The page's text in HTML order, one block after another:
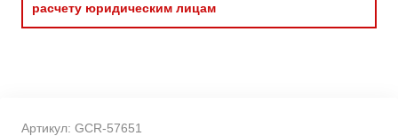
расчету юридическим лицам
Артикул: GCR-57651